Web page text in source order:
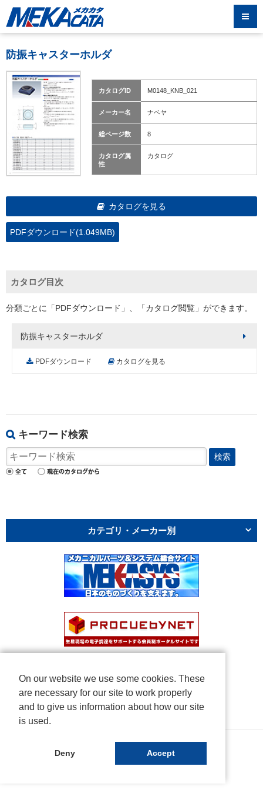
防振キャスターホルダ
カタログID M0148_KNB_021
メーカー名 ナベヤ
総ページ数 8
カタログ属
性
カタログ
カタログを見る
PDFダウンロード(1.049MB)
カタログ目次
分類ごとに「PDFダウンロード」、「カタログ閲覧」ができます。
防振キャスターホルダ
PDFダウンロード カタログを見る
キーワード検索
検索
カテゴリ・メーカー別
On our website we use some cookies. These
are necessary for our site to work properly
and to give us information about how our site
is used.
Deny Accept